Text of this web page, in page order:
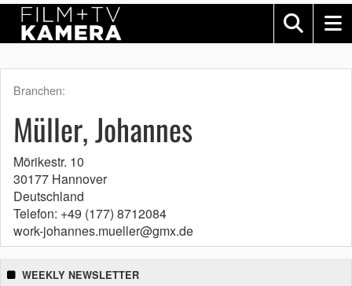
Branchen:
Müller, Johannes
Mörikestr. 10
30177 Hannover
Deutschland
Telefon: +49 (177) 8712084
work-johannes.mueller@gmx.de
WEEKLY NEWSLETTER